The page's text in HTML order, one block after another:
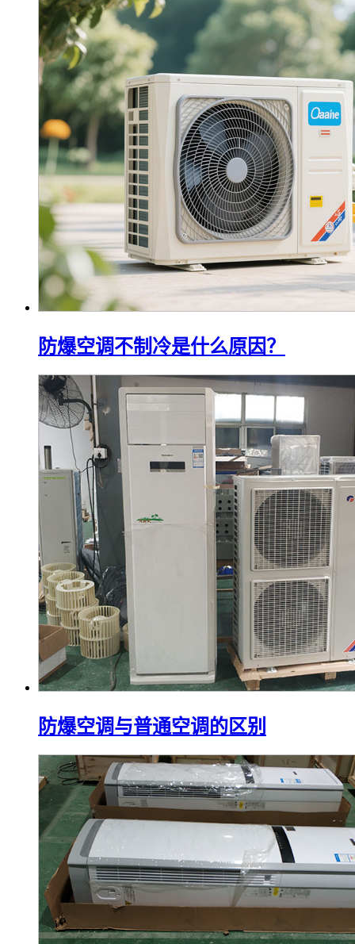
防爆空调不制冷是什么原因？
防爆空调与普通空调的区别